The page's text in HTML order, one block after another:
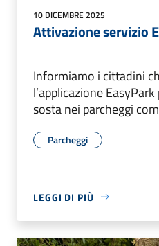
10 DICEMBRE 2025
Attivazione servizio
Informiamo i cittadini
l’applicazione
sosta nei parcheggi
Parcheggi
LEGGI DI PIÙ